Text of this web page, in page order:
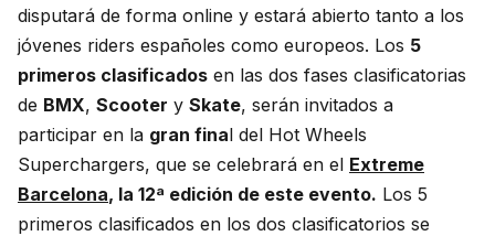
disputará de forma online y estará abierto tanto a los
jóvenes riders españoles como europeos. Los 5
primeros clasificados en las dos fases clasificatorias
de BMX, Scooter y Skate, serán invitados a
participar en la gran final del Hot Wheels
Superchargers, que se celebrará en el Extreme
Barcelona, la 12ª edición de este evento. Los 5
primeros clasificados en los dos clasificatorios se